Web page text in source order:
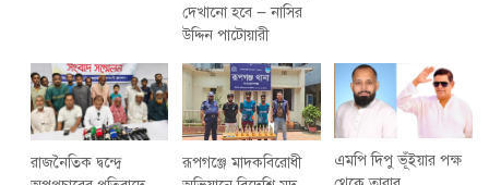
দেখানো হবে — নাসির
উদ্দিন পাটোয়ারী
রাজনৈতিক দ্বন্দ্বে
রূপগঞ্জে মাদকবিরোধী
এমপি দিপু ভূঁইয়ার পক্ষ